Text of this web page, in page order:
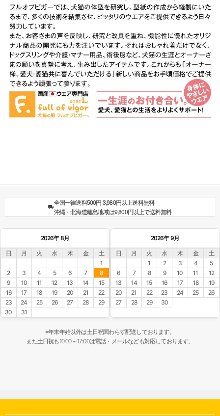
全国一律送料500円 3,980円以上送料無料
沖縄・北海道離島地域は9,800円以上で送料無料
2026年 8月
日 月 火 水 木 金
土
1
2
3 4 5 6 7
8
9
10 11 12 13 14
15
16
17 18 19 20 21
22
23
24 25 26 27 28
29
30
31
2026年 9月
日 月 火 水 木 金
土
1
2 3 4
5
6
7 8 9 10 11
12
13
14 15 16 17 18
19
20
21 22 23 24 25
26
27
28 29 30
※年末年始以外は土日祝関わらず配送しております。
また土日祝も10:00～17:00は電話・メールなども対応しております。